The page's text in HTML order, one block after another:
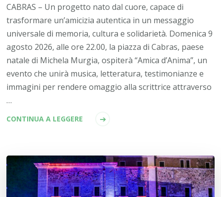
CABRAS – Un progetto nato dal cuore, capace di
trasformare un’amicizia autentica in un messaggio
universale di memoria, cultura e solidarietà. Domenica 9
agosto 2026, alle ore 22.00, la piazza di Cabras, paese
natale di Michela Murgia, ospiterà “Amica d’Anima”, un
evento che unirà musica, letteratura, testimonianze e
immagini per rendere omaggio alla scrittrice attraverso
…
CONTINUA A LEGGERE